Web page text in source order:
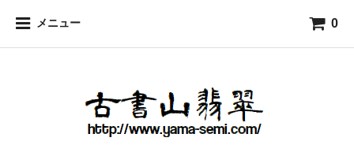
メニュー 0